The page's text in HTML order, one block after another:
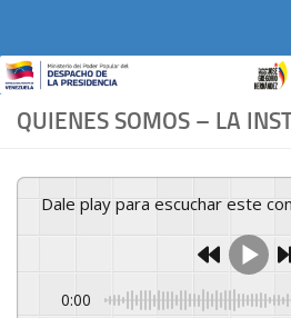
QUIENES SOMOS – LA
Dale play para escuchar este
0:00